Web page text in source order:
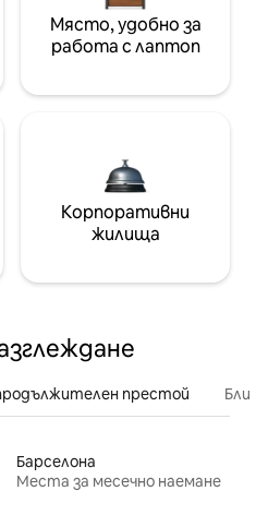
Място, удобно за
работа с лаптоп
Корпоративни
жилища
престой
Барселона
Места за месечно наемане